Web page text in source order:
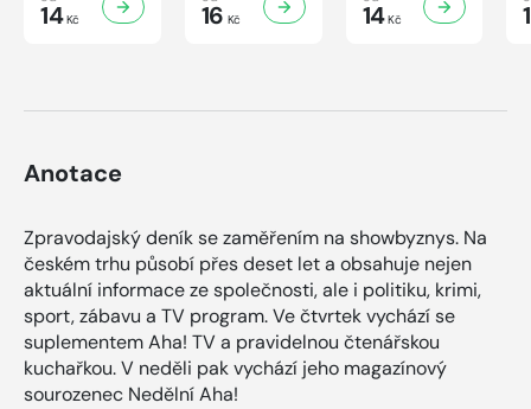
14Kč 16 Kč 14Kč
Anotace
Zpravodajský deník se zaměřením na showbyznys. Na
českém trhu působí přes deset let a obsahuje nejen
aktuální informace ze společnosti, ale i politiku, krimi,
sport, zábavu a TV program. Ve čtvrtek vychází se
suplementem Aha! TV a pravidelnou čtenářskou
kuchařkou. V neděli pak vychází jeho magazínový
sourozenec Nedělní Aha!